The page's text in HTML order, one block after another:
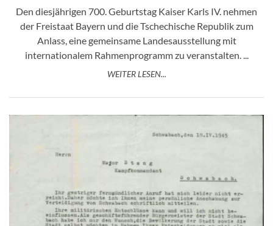
Den diesjährigen 700. Geburtstag Kaiser Karls IV. nehmen
der Freistaat Bayern und die Tschechische Republik zum
Anlass, eine gemeinsame Landesausstellung mit
internationalem Rahmenprogramm zu veranstalten. ...
WEITER LESEN...